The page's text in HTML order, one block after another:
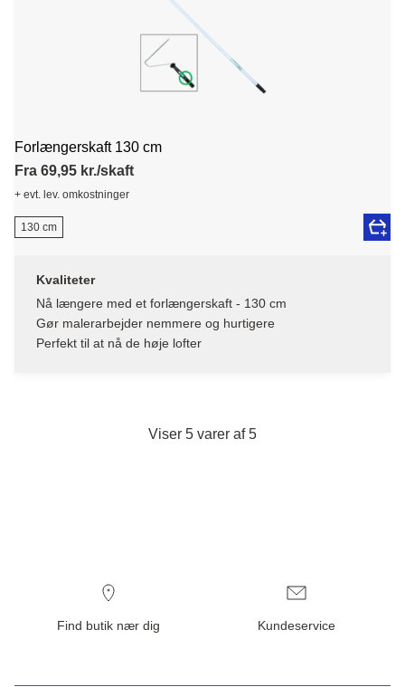
Forlængerskaft 130 cm
Fra 69,95 kr./skaft
+ evt. lev. omkostninger
130 cm
Kvaliteter
Nå længere med et forlængerskaft - 130 cm
Gør malerarbejder nemmere og hurtigere
Perfekt til at nå de høje lofter
Viser 5 varer af 5
Find butik nær dig Kundeservice